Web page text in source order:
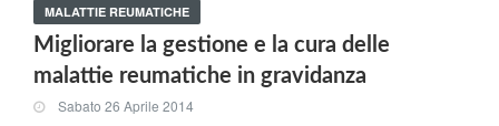
MALATTIE REUMATICHE
Migliorare la gestione e la cura delle
malattie reumatiche in gravidanza
Sabato 26 Aprile 2014